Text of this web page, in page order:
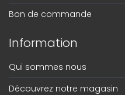
Bon de commande
Information
Qui sommes nous
Découvrez notre magasin